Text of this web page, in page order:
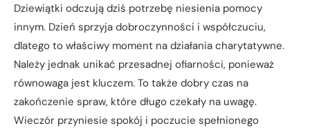
Dziewiątki odczują dziś potrzebę niesienia pomocy
innym. Dzień sprzyja dobroczynności i współczuciu,
dlatego to właściwy moment na działania charytatywne.
Należy jednak unikać przesadnej ofiarności, ponieważ
równowaga jest kluczem. To także dobry czas na
zakończenie spraw, które długo czekały na uwagę.
Wieczór przyniesie spokój i poczucie spełnionego